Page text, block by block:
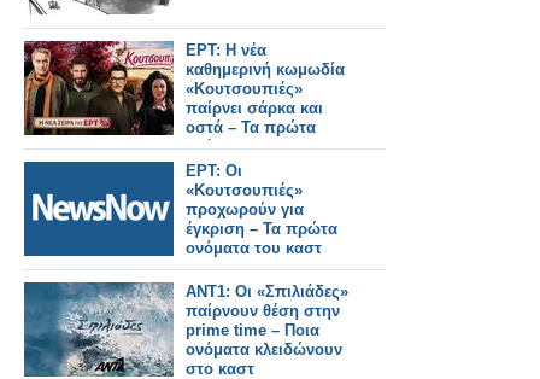
ΕΡΤ: Η νέα
καθημερινή κωμωδία
«Κουτσουπιές»
παίρνει σάρκα και
οστά – Τα πρώτα
ονόματα του καστ
ΕΡΤ: Οι
«Κουτσουπιές»
προχωρούν για
έγκριση – Τα πρώτα
ονόματα του καστ
ΑΝΤ1: Οι «Σπιλιάδες»
παίρνουν θέση στην
prime time – Ποια
ονόματα κλειδώνουν
στο καστ